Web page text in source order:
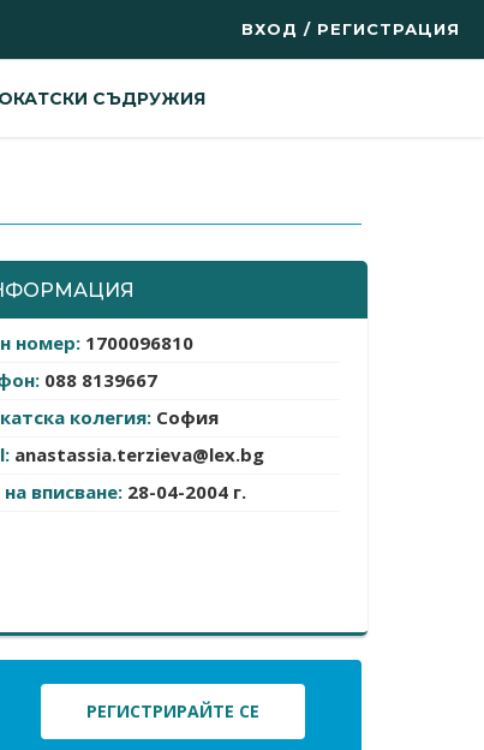
ВХОД / РЕГИСТРАЦИЯ
СЪДРУЖИЯ
номер: 1700096810
088 8139667
колегия: София
anastassia.terzieva@lex.bg
вписване: 28-04-2004 г.
РЕГИСТРИРАЙТЕ СЕ